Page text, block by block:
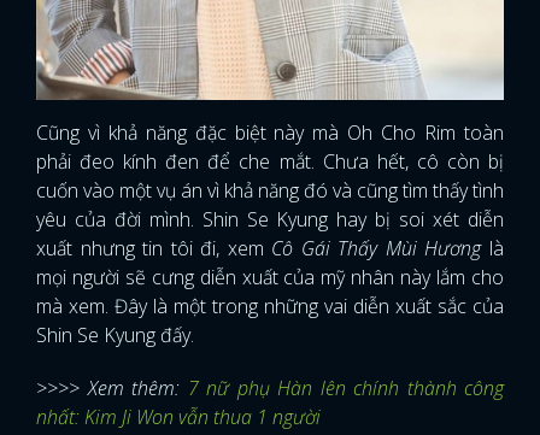
Cũng vì khả năng đặc biệt này mà Oh Cho Rim toàn
phải đeo kính đen để che mắt. Chưa hết, cô còn bị
cuốn vào một vụ án vì khả năng đó và cũng tìm thấy tình
yêu của đời mình. Shin Se Kyung hay bị soi xét diễn
xuất nhưng tin tôi đi, xem Cô Gái Thấy Mùi Hươnglà
mọi người sẽ cưng diễn xuất của mỹ nhân này lắm cho
mà xem. Đây là một trong những vai diễn xuất sắc của
Shin Se Kyung đấy.
>>>> Xem thêm: 7 nữ phụ Hàn lên chính thành công
nhất: Kim Ji Won vẫn thua 1 người